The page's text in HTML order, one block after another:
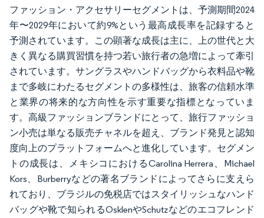
ファッション・アクセサリーセグメントは、予測期間2024
年〜2029年において約9%という最高成長率を記録すると
予測されています。この顕著な成長は主に、上の世代と大
きく異なる購買習慣を持つ若い旅行者の急増によって牽引
されています。サングラスやハンドバッグから衣料品や靴
まで多岐にわたるセグメントの多様性は、旅客の信頼水準
と業界の将来的な方向性を示す重要な指標となっていま
す。高級ファッションブランドにとって、旅行ファッショ
ン小売は単なる販売チャネルを超え、ブランド発見と認知
度向上のプラットフォームへと進化しています。セグメン
トの成長は、メキシコにおけるCarolina Herrera、Michael
Kors、Burberryなどの著名ブランドによってさらに支えら
れており、ブラジルの免税店ではスタイリッシュなハンド
バッグや靴で知られるOsklenやSchutzなどのエコフレンド